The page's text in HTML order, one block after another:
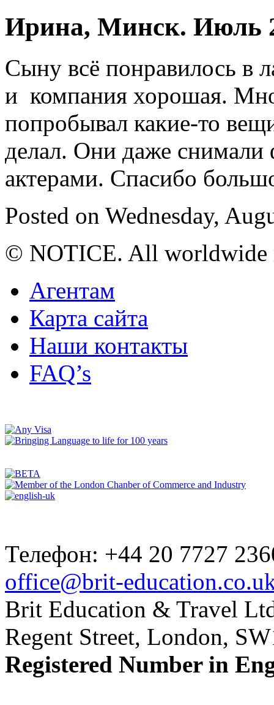
Ирина, Минск. Июль
Сыну всё понравилось в
и компания хорошая.
попробывал какие-то
делал. Они даже
актерами. Спасибо
Posted on Wednesday,
© NOTICE. All worldwide
Агентам
Карта сайта
Наши контакты
FAQ’s
Телефон: +44 20 7727
office@brit-
Brit Education & Travel
Regent Street, London,
Registered Number in